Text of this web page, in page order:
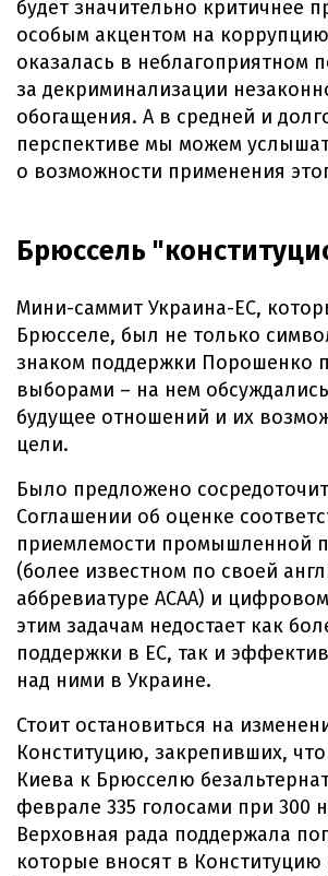
будет значительно критичнее
особым акцентом на
оказалась в неблагоприятном
за декриминализации
обогащения. А в средней и
перспективе мы можем
о возможности применения
Брюссель
Мини-саммит Украина-ЕС,
Брюсселе, был не только
знаком поддержки Порошенко
выборами – на нем
будущее отношений и их
цели.
Было предложено
Соглашении об оценке
приемлемости промышленной
(более известном по своей
аббревиатуре АСАА) и
этим задачам недостает как
поддержки в ЕС, так и
над ними в Украине.
Стоит остановиться на
Конституцию, закрепивших,
Киева к Брюсселю
феврале 335 голосами при 300
Верховная рада поддержала
которые вносят в Конституцию